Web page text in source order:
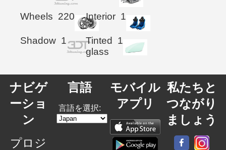
Wheels 220 Interior 1
Shadow 1
Tinted
glass
1
ナビゲ
ーショ
ン
プロジ
言語
言語を選択:
モバイル
アプリ
私たちと
つながり
ましょう